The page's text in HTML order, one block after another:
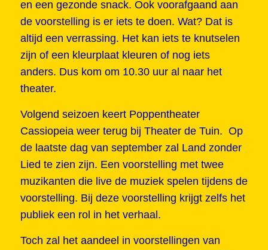
en een gezonde snack. Ook voorafgaand aan
de voorstelling is er iets te doen. Wat? Dat is
altijd een verrassing. Het kan iets te knutselen
zijn of een kleurplaat kleuren of nog iets
anders. Dus kom om 10.30 uur al naar het
theater.
Volgend seizoen keert Poppentheater
Cassiopeia weer terug bij Theater de Tuin. Op
de laatste dag van september zal Land zonder
Lied te zien zijn. Een voorstelling met twee
muzikanten die live de muziek spelen tijdens de
voorstelling. Bij deze voorstelling krijgt zelfs het
publiek een rol in het verhaal.
Toch zal het aandeel in voorstellingen van